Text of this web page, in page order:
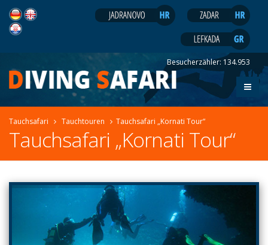
Besucherzähler: 134.953
Tauchsafari Tauchtouren Tauchsafari „Kornati Tour“
Tauchsafari „Kornati Tour“